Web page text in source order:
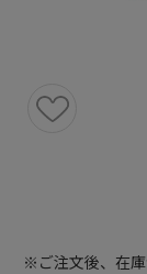
※ご注文後、在